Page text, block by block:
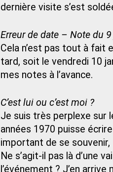
dernière visite s’est
Erreur de date – Note du
Cela n’est pas tout à fait
tard, soit le vendredi 10
mes notes à l’avance.
C’est lui ou c’est moi ?
Je suis très perplexe sur
années 1970 puisse
important de se
Ne s’agit-il pas là d’une
l’événement ? J’en